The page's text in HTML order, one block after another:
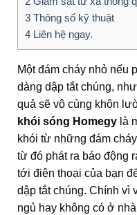
3 Thông số kỹ thuật
4 Liên hệ ngay.
Một đám cháy nhỏ nếu
dàng dập tắt chúng,
quả sẽ vô cùng khôn
khói sóng Homegy là
khói từ những đám
từ đó phát ra báo động
tới điện thoại của bạn
dập tắt chúng. Chính vì
ngủ hay không có ở